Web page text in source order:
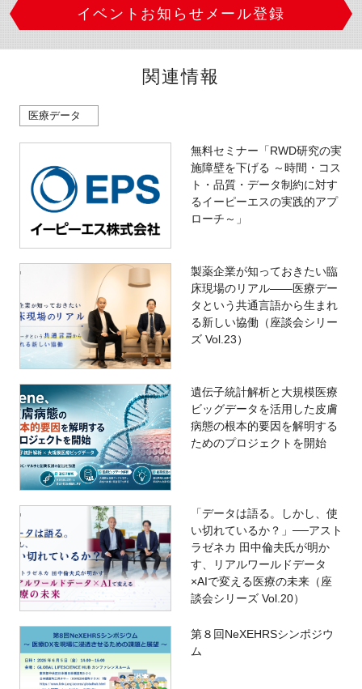
イベントお知らせメール登録
関連情報
医療データ
無料セミナー「RWD研究の実
施障壁を下げる ～時間・コス
ト・品質・データ制約に対す
るイーピーエスの実践的アプ
ローチ～」
製薬企業が知っておきたい臨
床現場のリアル――医療デー
タという共通言語から生まれ
る新しい協働（座談会シリー
ズ Vol.23）
遺伝子統計解析と大規模医療
ビッグデータを活用した皮膚
病態の根本的要因を解明する
ためのプロジェクトを開始
「データは語る。しかし、使
い切れているか？」──アスト
ラゼネカ 田中倫夫氏が明か
す、リアルワールドデータ
×AIで変える医療の未来（座
談会シリーズ Vol.20）
第８回NeXEHRSシンポジウ
ム